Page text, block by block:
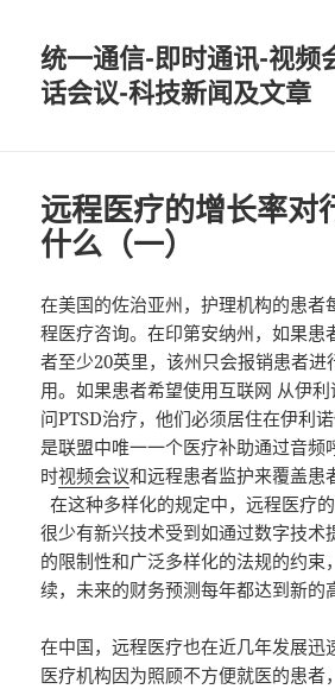
统一通信-即时通讯-视频
话会议-科技新闻及文章
远程医疗的增长率对
什么（一）
在美国的佐治亚州，护理机构的患者
程医疗咨询。在印第安纳州，如果患
者至少20英里，该州只会报销患者进
用。如果患者希望使用互联网 从伊
问PTSD治疗，他们必须居住在伊利
是联盟中唯一一个医疗补助通过音频
时视频会议和远程患者监护来覆盖患
在这种多样化的规定中，远程医疗的
很少有新兴技术受到如通过数字技术
的限制性和广泛多样化的法规的约束
续，未来的财务预测每年都达到新的
在中国，远程医疗也在近几年发展迅
医疗机构因为照顾不方便就医的患者